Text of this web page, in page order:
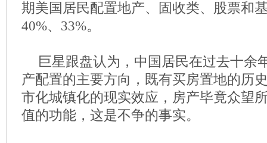
期美国居民配置地产、固收类、股票和
40%、33%。
巨星跟盘认为，中国居民在过去十余
产配置的主要方向，既有买房置地的历
市化城镇化的现实效应，房产毕竟众望
值的功能，这是不争的事实。